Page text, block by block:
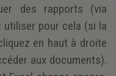
des rapports (via
utiliser pour cela (si la
en haut à droite
aux documents).